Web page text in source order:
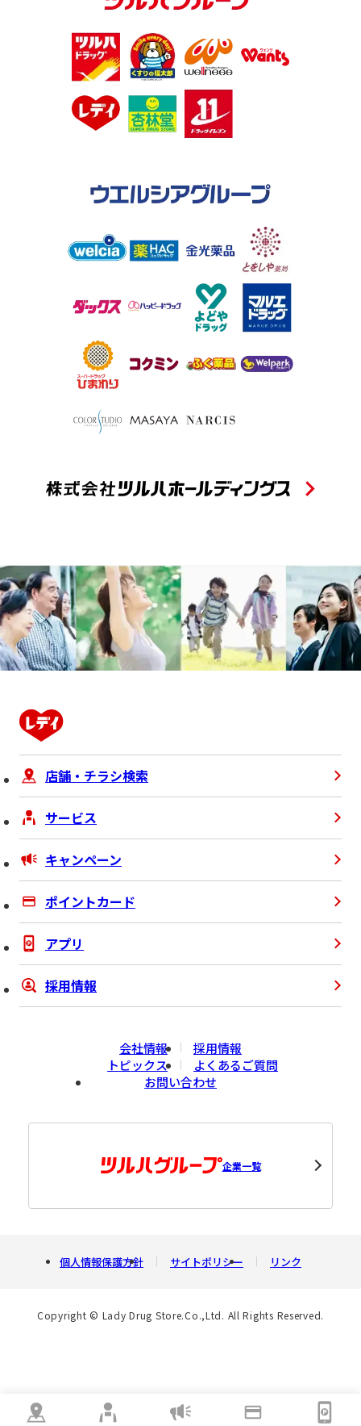
2026.07.15
７月１６日（木）『くすりのレデイ大津店』 オープン！
ニュース 2026.06.01
愛媛初！ 尿でできる がんリスク検査 「マイシグナル」
社会貢献活動 2026.05.13
レデイ薬局 × ユニ・チャーム 未来へつなぐ 「えらぶ
ニュース 2026.04.21
当社の役員人事に関するお知らせ
店舗・チラシ検索
サービス
キャンペーン
ポイントカード
アプリ
採用情報
会社情報
採用情報
トピックス
よくあるご質問
お問い合わせ
企業一覧
個人情報保護方針 サイトポリシー リンク
Copyright © Lady Drug Store.Co.,Ltd. All Rights Reserved.